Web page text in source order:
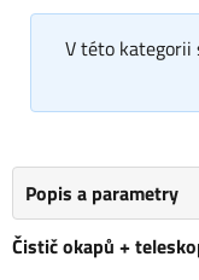
V této kategorii
Popis a parametry
Čistič okapů +